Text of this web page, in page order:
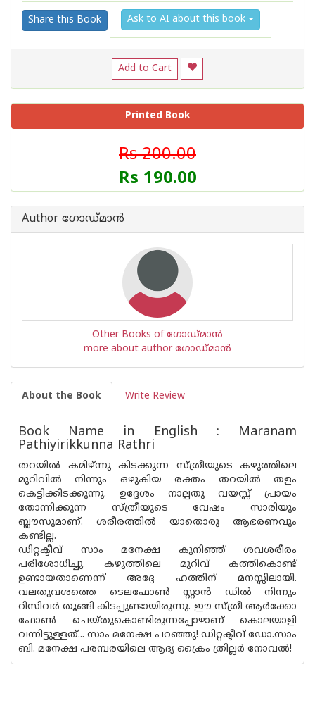
Share this Book Ask to AI about this book
Add to Cart
Printed Book
Rs 200.00
Rs 190.00
Author ഗോഡ്മാന്‍
Other Books of ഗോഡ്മാന്‍
more about author ഗോഡ്മാന്‍
About the Book Write Review
Book Name in English : Maranam
Pathiyirikkunna Rathri
തറയിൽ കമിഴ്ന്നു കിടക്കുന്ന സ്ത്രീയുടെ കഴുത്തിലെ
മുറിവിൽ നിന്നും ഒഴുകിയ രക്തം തറയിൽ തളം
കെട്ടിക്കിടക്കുന്നു. ഉദ്ദേശം നാല്പതു വയസ്സ് പ്രായം
തോന്നിക്കുന്ന സ്ത്രീയുടെ വേഷം സാരിയും
ബ്ലൗസുമാണ്. ശരീരത്തിൽ യാതൊരു ആഭരണവും
കണ്ടില്ല.
ഡിറ്റക്ടീവ് സാം മനേക്ഷ കുനിഞ്ഞ് ശവശരീരം
പരിശോധിച്ചു. കഴുത്തിലെ മുറിവ് കത്തികൊണ്ട്
ഉണ്ടായതാണെന്ന് അദ്ദേ ഹത്തിന് മനസ്സിലായി.
വലതുവശത്തെ ടെലഫോൺ സ്റ്റാൻ ഡിൽ നിന്നും
റിസിവർ തൂങ്ങി കിടപ്പുണ്ടായിരുന്നു. ഈ സ്ത്രീ ആർക്കോ
ഫോൺ ചെയ്തുകൊണ്ടിരുന്നപ്പോഴാണ് കൊലയാളി
വന്നിട്ടുള്ളത്... സാം മനേക്ഷ പറഞ്ഞു! ഡിറ്റക്ടീവ് ഡോ.സാം
ബി. മനേക്ഷ പരമ്പരയിലെ ആദ്യ ക്രൈം ത്രില്ലർ നോവൽ!